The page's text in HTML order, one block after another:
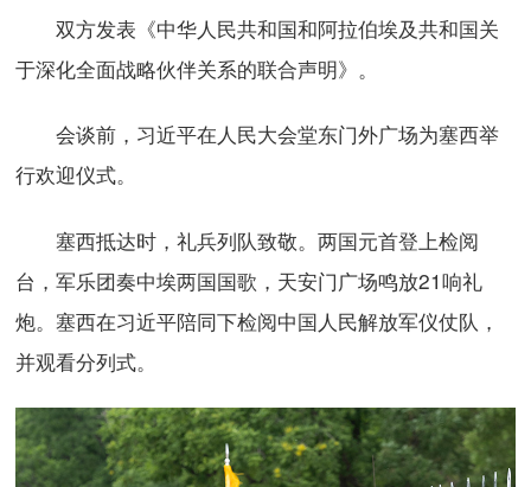
双方发表《中华人民共和国和阿拉伯埃及共和国关
于深化全面战略伙伴关系的联合声明》。
会谈前，习近平在人民大会堂东门外广场为塞西举
行欢迎仪式。
塞西抵达时，礼兵列队致敬。两国元首登上检阅
台，军乐团奏中埃两国国歌，天安门广场鸣放21响礼
炮。塞西在习近平陪同下检阅中国人民解放军仪仗队，
并观看分列式。